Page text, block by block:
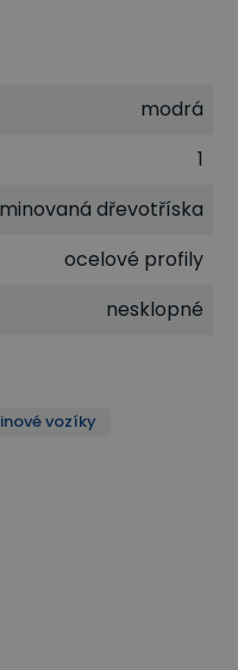
modrá
1
dřevotříska
ocelové profily
nesklopné
vozíky